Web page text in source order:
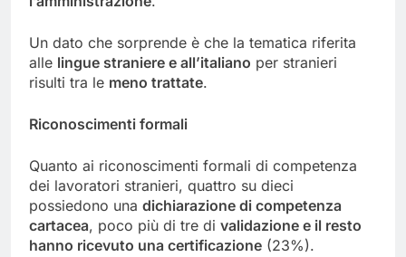
Un dato che sorprende è che la tematica riferita
alle lingue straniere e all’italiano per stranieri
risulti tra le meno trattate.
Riconoscimenti formali
Quanto ai riconoscimenti formali di competenza
dei lavoratori stranieri, quattro su dieci
possiedono una dichiarazione di competenza
cartacea, poco più di tre di validazione e il resto
hanno ricevuto una certificazione (23%).